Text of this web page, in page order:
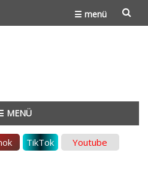
☰ menü
MENÜ
TikTok Youtube